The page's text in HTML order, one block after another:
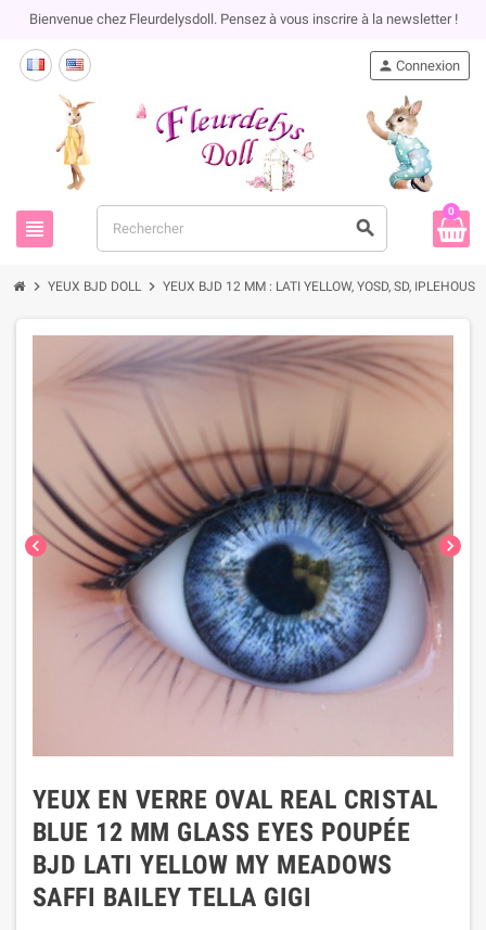
Bienvenue chez Fleurdelysdoll. Pensez à vous inscrire à la newsletter !
view_headline search
person Connexion
0
chevron_right YEUX BJD DOLL chevron_right YEUX BJD 12 MM : LATI YELLOW, YOSD, SD,
chevron_left chevron_right
YEUX EN VERRE OVAL REAL CRISTAL
BLUE 12 MM GLASS EYES POUPÉE
BJD LATI YELLOW MY MEADOWS
SAFFI BAILEY TELLA GIGI